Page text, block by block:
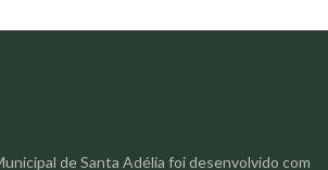
de Santa Adélia foi desenvolvido com